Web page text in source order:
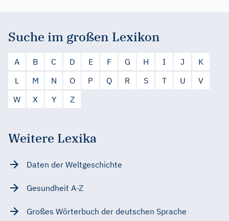
Suche im großen Lexikon
A B C D E F G H I J
K
L
M N O P Q R S T U
V
W
X Y Z
Weitere Lexika
Daten der Weltgeschichte
Gesundheit A-Z
Großes Wörterbuch der deutschen Sprache